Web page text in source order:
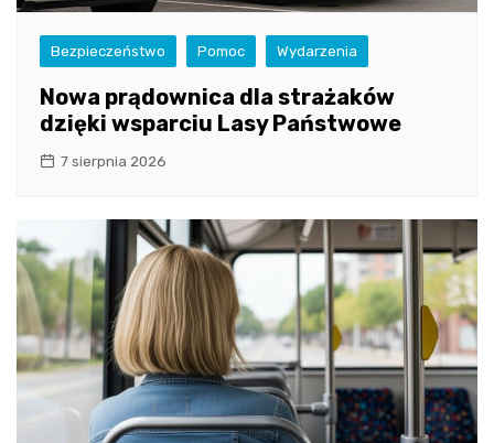
Bezpieczeństwo Pomoc Wydarzenia
Nowa prądownica dla strażaków
dzięki wsparciu Lasy Państwowe
7 sierpnia 2026